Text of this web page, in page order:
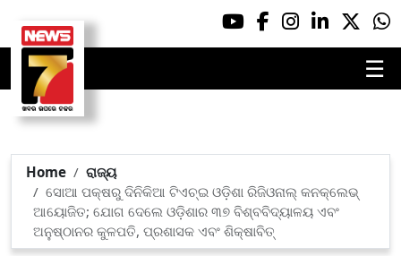
☰
Home
ରାଜ୍ୟ
ସୋଆ ପକ୍ଷରୁ ଦିନିକିଆ ଟିଏଚ୍ଇ ଓଡ଼ିଶା ରିଜିଓନାଲ୍ କନକ୍ଲେଭ୍
ଆୟୋଜିତ; ଯୋଗ ଦେଲେ ଓଡ଼ିଶାର ୩୭ ବିଶ୍ବବିଦ୍ୟାଳୟ ଏବଂ
ଅନୁଷ୍ଠାନର କୁଳପତି, ପ୍ରଶାସକ ଏବଂ ଶିକ୍ଷାବିତ୍